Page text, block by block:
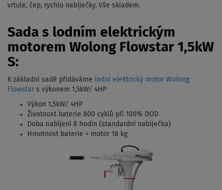
vrtule, čep, rychlo nabíječky. Vše skladem.
Sada s lodním elektrickým
motorem Wolong Flowstar 1,5kW
S:
K základní sadě přidáváme lodní elektrický motor Wolong
Flowstar s výkonem 1,5kW/ 4HP
Výkon 1,5kW/ 4HP
Životnost baterie 800 cyklů při 100% DOD
Doba nabíjení 8 hodin (standardní nabíječka)
Hmotnost baterie + motor 18 kg